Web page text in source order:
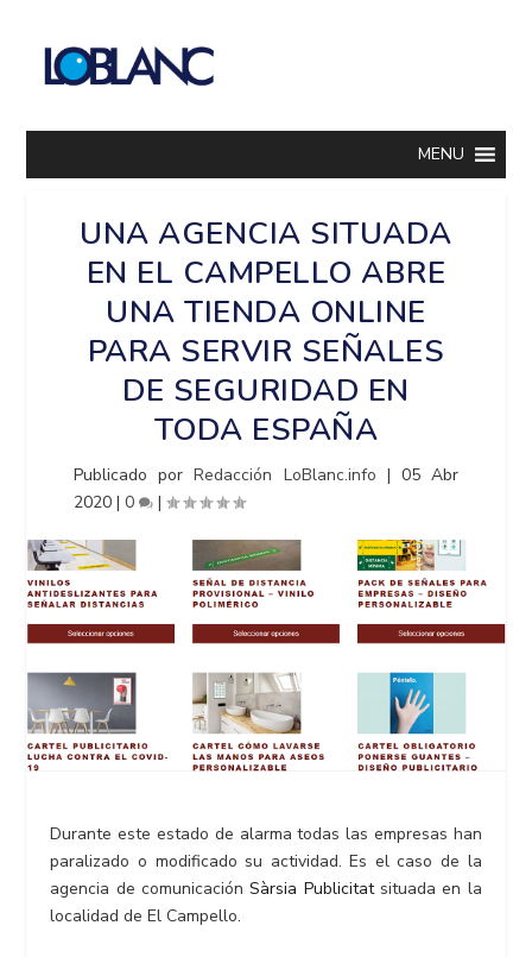
MENU
UNA AGENCIA SITUADA
EN EL CAMPELLO ABRE
UNA TIENDA ONLINE
PARA SERVIR SEÑALES
DE SEGURIDAD EN
TODA ESPAÑA
Publicado porRedacción LoBlanc.info | 05 Abr
2020 |0 |
Durante este estado de alarma todas las empresas han
paralizado o modificado su actividad. Es el caso de la
agencia de comunicaciónSàrsia Publicitatsituada en la
localidad de El Campello.